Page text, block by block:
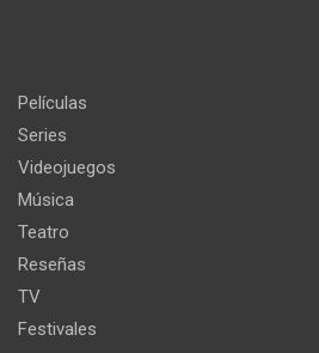
Películas
Series
Videojuegos
Música
Teatro
Reseñas
TV
Festivales